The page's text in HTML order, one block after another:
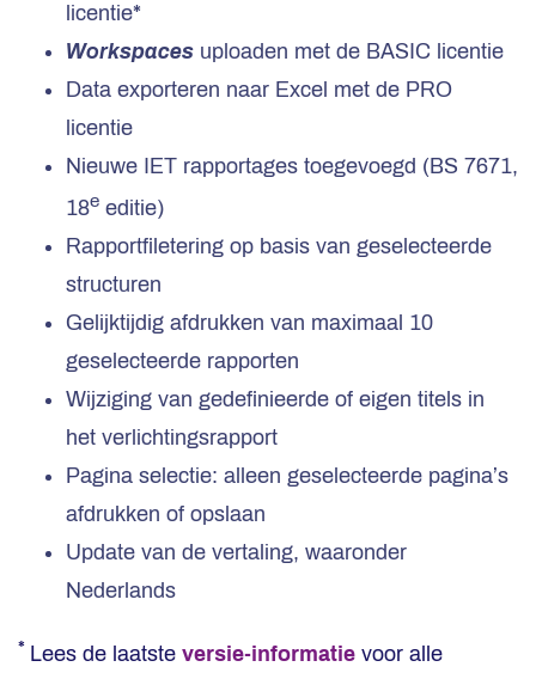
licentie*
Workspaces uploaden met de BASIC licentie
Data exporteren naar Excel met de PRO
licentie
Nieuwe IET rapportages toegevoegd (BS 7671,
18e editie)
Rapportfiletering op basis van geselecteerde
structuren
Gelijktijdig afdrukken van maximaal 10
geselecteerde rapporten
Wijziging van gedefinieerde of eigen titels in
het verlichtingsrapport
Pagina selectie: alleen geselecteerde pagina’s
afdrukken of opslaan
Update van de vertaling, waaronder
Nederlands
* Lees de laatste versie-informatie voor alle